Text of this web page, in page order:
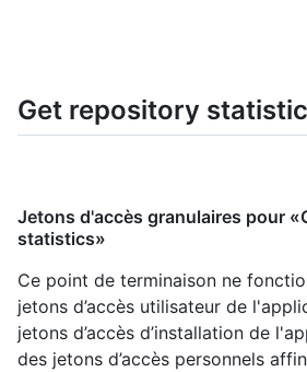
Get repository
Jetons d'accès granulaires pour
statistics»
Ce point de terminaison ne
jetons d’accès utilisateur de
jetons d’accès d’installation de
des jetons d’accès personnels